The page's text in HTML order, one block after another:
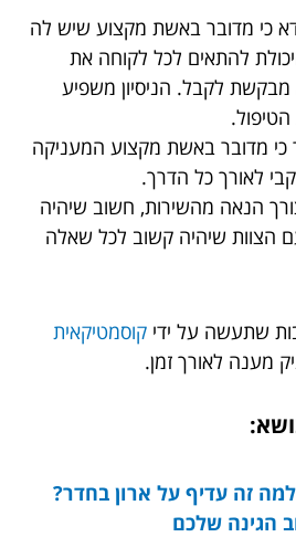
כי מדובר באשת מקצוע שיש לה
להתאים לכל לקוחה את
מבקשת לקבל. הניסיון משפיע
כי מדובר באשת מקצוע המעניקה
לאורך כל הדרך.
הנאה מהשירות, חשוב שיהיה
הצוות שיהיה קשוב לכל שאלה
שתעשה על ידי קוסמטיקאית
מענה לאורך זמן.
זה עדיף על ארון בחדר?